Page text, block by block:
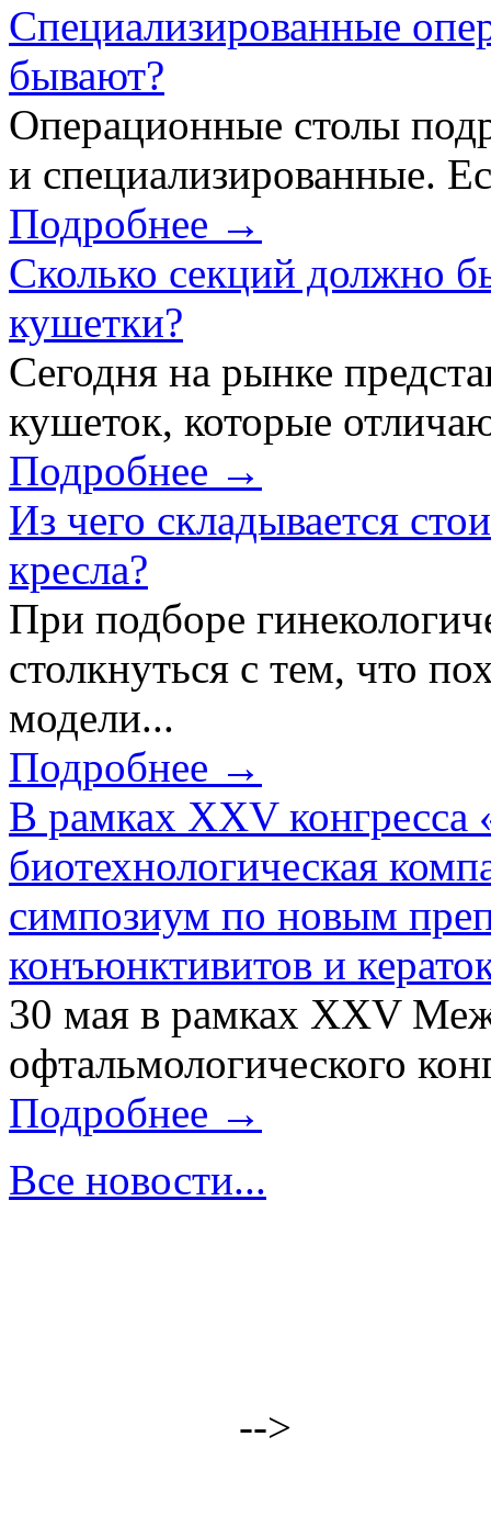
Специализированные
бывают?
Операционные столы
и специализированные.
Подробнее →
Сколько секций должно
кушетки?
Сегодня на рынке
кушеток, которые
Подробнее →
Из чего складывается
кресла?
При подборе
столкнуться с тем, что
модели...
Подробнее →
В рамках XXV конгресса
биотехнологическая
симпозиум по новым
конъюнктивитов и
30 мая в рамках XXV
офтальмологического
Подробнее →
Все новости...
-->